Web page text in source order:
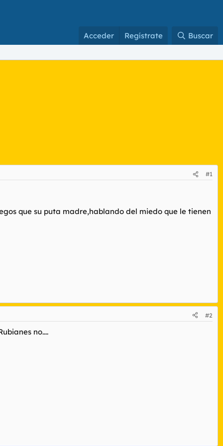
Acceder Regístrate Buscar
#1
que su puta madre,hablando del miedo que le tienen
#2
no....